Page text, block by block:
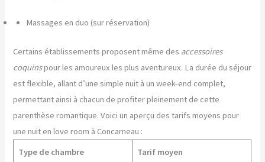
Massages en duo (sur réservation)
Certains établissements proposent même des accessoires
coquinspour les amoureux les plus aventureux. La durée du séjour
est flexible, allant d’une simple nuit à un week-end complet,
permettant ainsi à chacun de profiter pleinement de cette
parenthèse romantique. Voici un aperçu des tarifs moyens pour
une nuit en love room à Concarneau :
Type de chambre
Tarif moyen